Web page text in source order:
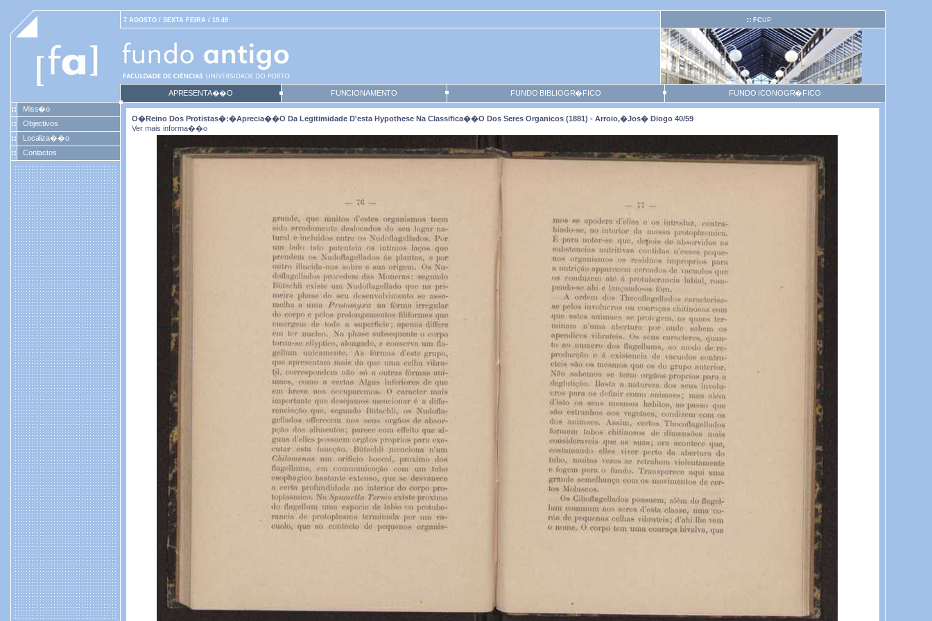
7 AGOSTO / SEXTA FEIRA / 19:49 FCUP
APRESENTA��O FUNCIONAMENTO FUNDO BIBLIOGR�FICO
FUNDO ICONOGR�FICO
Miss�o
Objectivos
Localiza��o
Contactos
O�reino Dos Protistas�:�aprecia��o Da Legitimidade D'esta Hypothese Na Classifica��o Dos Seres Organicos (1881) - Arroio,�Jos� Diogo 40/59
Ver mais informa��o